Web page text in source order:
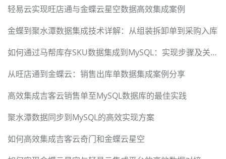
轻易云实现旺店通与金蝶云星空数据高效集成案例
金蝶到聚水潭数据集成技术详解：从组装拆卸单到采购入库
如何通过马帮库存SKU数据集成到MySQL：实现步骤及关键技术
从旺店通到金蝶云：销售出库单数据集成案例分享
高效集成吉客云销售单至MySQL数据库的最佳实践
聚水潭数据同步到MySQL的高效实现方案
如何高效集成吉客云奇门和金蝶云星空